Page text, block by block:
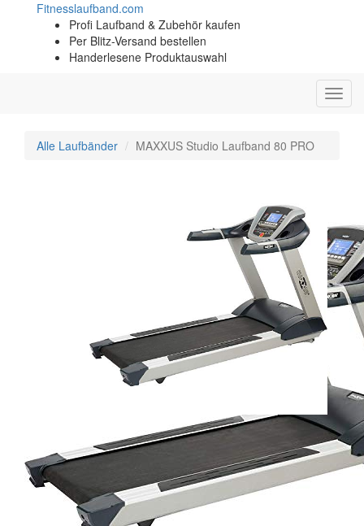
Fitnesslaufband.com
Profi Laufband & Zubehör kaufen
Per Blitz-Versand bestellen
Handerlesene Produktauswahl
Alle Laufbänder MAXXUS Studio Laufband 80 PRO